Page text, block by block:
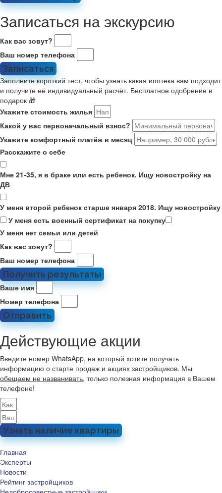
Записаться на экскурсию
Как вас зовут?
Ваш номер телефона
Записаться
Заполните короткий тест, чтобы узнать какая ипотека вам подходит
и получите её индивидуальный расчёт. Бесплатное одобрение в
подарок 🎁
Укажите стоимость жилья
Какой у вас первоначальный взнос?
Укажите комфортный платёж в месяц
Расскажите о себе
Мне 21-35, я в браке или есть ребенок. Ищу новостройку на
ДВ
У меня второй ребенок старше января 2018. Ищу новостройку
У меня есть военный сертификат на покупку
У меня нет семьи или детей
Как вас зовут?
Ваш номер телефона
Получить результаты
Ваше имя
Номер телефона
Отправить
Действующие акции
Введите номер WhatsApp, на который хотите получать
информацию о старте продаж и акциях застройщиков. Мы
обещаем не названивать, только полезная информация в Вашем
телефоне!
Узнать наличие квартиры
Главная
Эксперты
Новости
Рейтинг застройщиков